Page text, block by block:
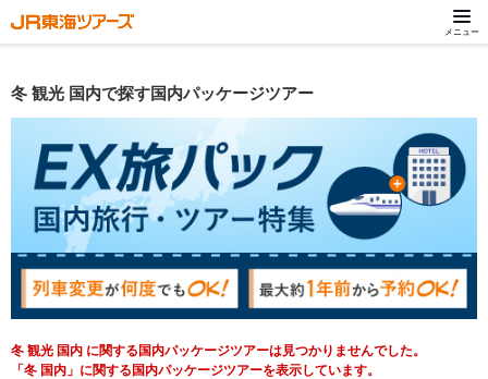
メニュー
冬 観光 国内で探す国内パッケージツアー
冬 観光 国内 に関する国内パッケージツアーは見つかりませんでした。
「冬 国内」に関する国内パッケージツアーを表示しています。